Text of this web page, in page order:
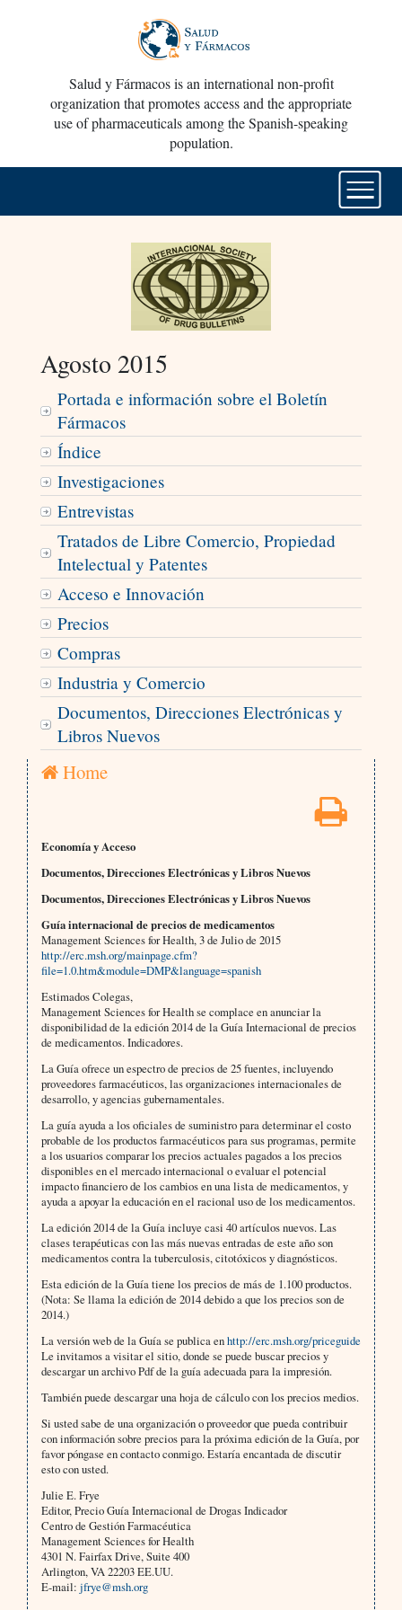
Salud y Fármacos is an international non-profit
organization that promotes access and the appropriate
use of pharmaceuticals among the Spanish-speaking
population.
Agosto 2015
Portada e información sobre el Boletín
Fármacos
Índice
Investigaciones
Entrevistas
Tratados de Libre Comercio, Propiedad
Intelectual y Patentes
Acceso e Innovación
Precios
Compras
Industria y Comercio
Documentos, Direcciones Electrónicas y
Libros Nuevos
Home
Economía y Acceso
Documentos, Direcciones Electrónicas y Libros Nuevos
Documentos, Direcciones Electrónicas y Libros Nuevos
Guía internacional de precios de medicamentos
Management Sciences for Health, 3 de Julio de 2015
http://erc.msh.org/mainpage.cfm?
file=1.0.htm&module=DMP&language=spanish
Estimados Colegas,
Management Sciences for Health se complace en anunciar la
disponibilidad de la edición 2014 de la Guía Internacional de precios
de medicamentos. Indicadores.
La Guía ofrece un espectro de precios de 25 fuentes, incluyendo
proveedores farmacéuticos, las organizaciones internacionales de
desarrollo, y agencias gubernamentales.
La guía ayuda a los oficiales de suministro para determinar el costo
probable de los productos farmacéuticos para sus programas, permite
a los usuarios comparar los precios actuales pagados a los precios
disponibles en el mercado internacional o evaluar el potencial
impacto financiero de los cambios en una lista de medicamentos, y
ayuda a apoyar la educación en el racional uso de los medicamentos.
La edición 2014 de la Guía incluye casi 40 artículos nuevos. Las
clases terapéuticas con las más nuevas entradas de este año son
medicamentos contra la tuberculosis, citotóxicos y diagnósticos.
Esta edición de la Guía tiene los precios de más de 1.100 productos.
(Nota: Se llama la edición de 2014 debido a que los precios son de
2014.)
La versión web de la Guía se publica enhttp://erc.msh.org/priceguide
Le invitamos a visitar el sitio, donde se puede buscar precios y
descargar un archivo Pdf de la guía adecuada para la impresión.
También puede descargar una hoja de cálculo con los precios medios.
Si usted sabe de una organización o proveedor que pueda contribuir
con información sobre precios para la próxima edición de la Guía, por
favor póngase en contacto conmigo. Estaría encantada de discutir
esto con usted.
Julie E. Frye
Editor, Precio Guía Internacional de Drogas Indicador
Centro de Gestión Farmacéutica
Management Sciences for Health
4301 N. Fairfax Drive, Suite 400
Arlington, VA 22203 EE.UU.
E-mail: jfrye@msh.org